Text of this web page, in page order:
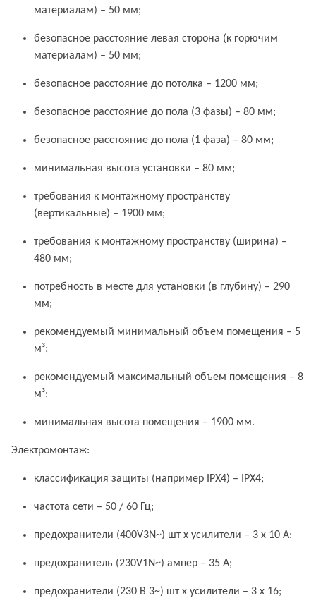
материалам) – 50 мм;
безопасное расстояние левая сторона (к горючим
материалам) – 50 мм;
безопасное расстояние до потолка – 1200 мм;
безопасное расстояние до пола (3 фазы) – 80 мм;
безопасное расстояние до пола (1 фаза) – 80 мм;
минимальная высота установки – 80 мм;
требования к монтажному пространству
(вертикальные) – 1900 мм;
требования к монтажному пространству (ширина) –
480 мм;
потребность в месте для установки (в глубину) – 290
мм;
рекомендуемый минимальный объем помещения – 5
м³;
рекомендуемый максимальный объем помещения – 8
м³;
минимальная высота помещения – 1900 мм.
Электромонтаж:
классификация защиты (например IPX4) – IPX4;
частота сети – 50 / 60 Гц;
предохранители (400V3N~) шт х усилители – 3 x 10 А;
предохранитель (230V1N~) ампер – 35 А;
предохранители (230 В 3~) шт х усилители – 3 x 16;